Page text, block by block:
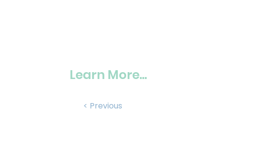
< Previous
Learn More...